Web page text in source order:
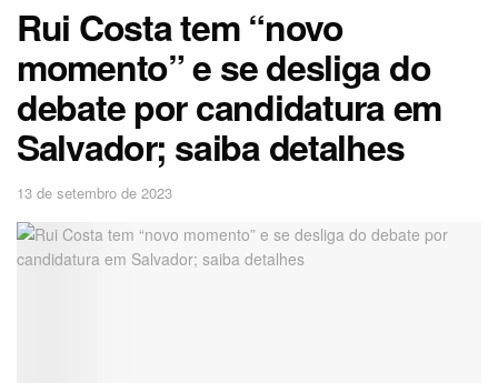
Rui Costa tem “novo
momento” e se desliga do
debate por candidatura em
Salvador; saiba detalhes
13 de setembro de 2023